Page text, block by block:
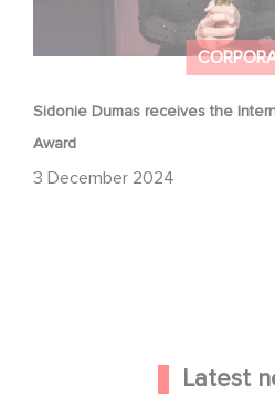
Sidonie Dumas receives the
Award
3 December 2024
Latest